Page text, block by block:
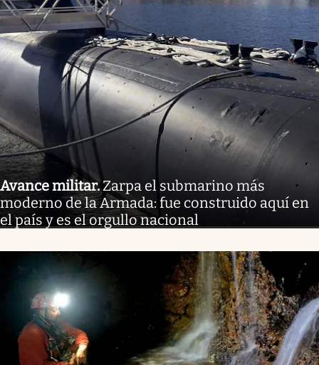
Avance militar.Zarpa el submarino más
moderno de la Armada: fue construido aquí en
el país y es el orgullo nacional